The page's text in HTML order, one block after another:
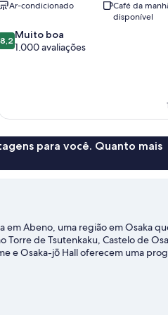
Ar-condicionado
Café da
disponível
8,2 Muito boa
1.000 avaliações
para você. Quanto mais
Abeno, uma região em Osaka
Torre de Tsutenkaku, Castelo de
e Osaka-jō Hall oferecem uma